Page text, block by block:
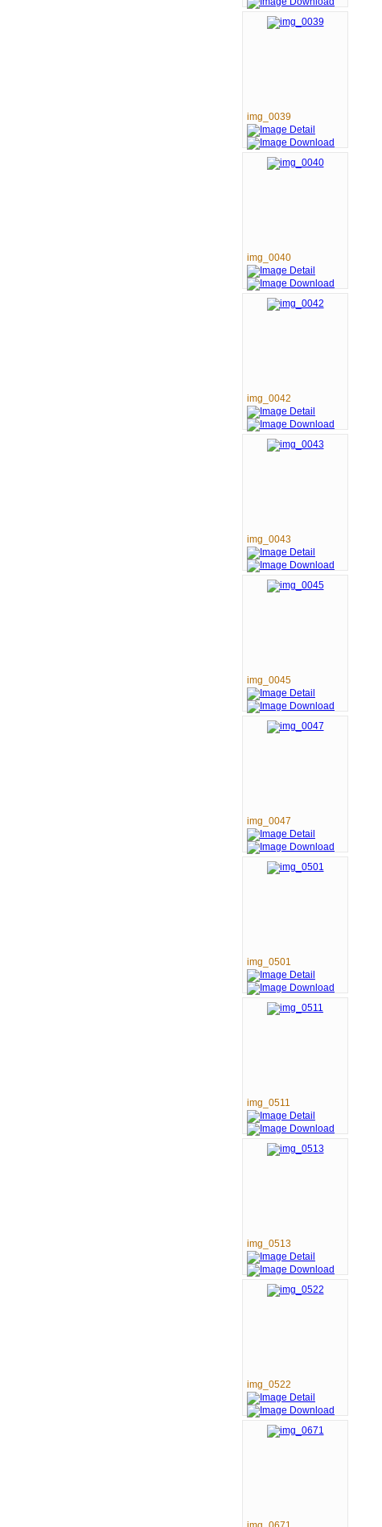
img_0039
img_0040
img_0042
img_0043
img_0045
img_0047
img_0501
img_0511
img_0513
img_0522